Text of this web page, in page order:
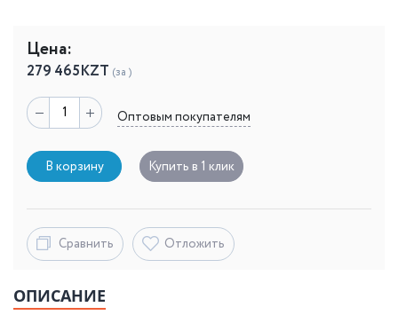
Цена:
279 465KZT (за )
Оптовым покупателям
В корзину Купить в 1 клик
Сравнить Отложить
ОПИСАНИЕ